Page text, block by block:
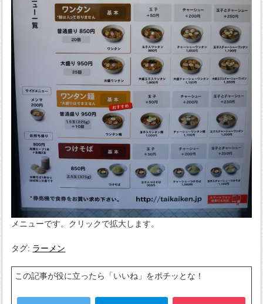
メニューです。クリックで拡大します。
タグ: ラーメン
この記事が役に立ったら「いいね」をポチッとな！